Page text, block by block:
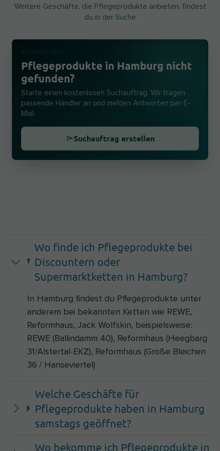
Weitere Geschäfte, die Pflegeprodukte anbieten, findest
du in der Suche
Pflegeprodukte in Hamburg nicht
gefunden?
Starte einen kostenlosen Suchauftrag. Wir fragen
passende Händler an und melden Antworten per E-
Mail.
Suchauftrag erstellen
Wo finde ich Pflegeprodukte bei
Discountern oder
Supermarktketten in Hamburg?
In Hamburg findest du Pflegeprodukte unter
anderem bei bekannten Ketten wie REWE,
Reformhaus, Jack Wolfskin, beispielsweise:
REWE (Ballindamm 40), Reformhaus (Heegbarg
31/Alstertal-EKZ), Reformhaus (Große Bleichen
36 / Hanseviertel)
Welche Geschäfte für
Pflegeprodukte haben in Hamburg
samstags geöffnet?
Wo bekomme ich Pflegeprodukte in